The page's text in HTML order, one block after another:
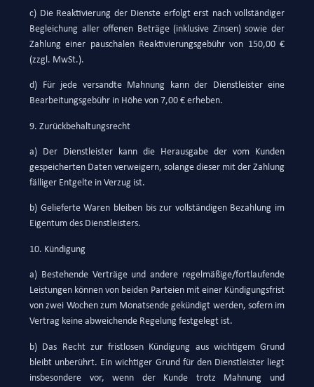
c) Die Reaktivierung der Dienste erfolgt erst nach vollständiger
Begleichung aller offenen Beträge (inklusive Zinsen) sowie der
Zahlung einer pauschalen Reaktivierungsgebühr von 150,00 €
(zzgl. MwSt.).
d) Für jede versandte Mahnung kann der Dienstleister eine
Bearbeitungsgebühr in Höhe von 7,00 € erheben.
9. Zurückbehaltungsrecht
a) Der Dienstleister kann die Herausgabe der vom Kunden
gespeicherten Daten verweigern, solange dieser mit der Zahlung
fälliger Entgelte in Verzug ist.
b) Gelieferte Waren bleiben bis zur vollständigen Bezahlung im
Eigentum des Dienstleisters.
10. Kündigung
a) Bestehende Verträge und andere regelmäßige/fortlaufende
Leistungen können von beiden Parteien mit einer Kündigungsfrist
von zwei Wochen zum Monatsende gekündigt werden, sofern im
Vertrag keine abweichende Regelung festgelegt ist.
b) Das Recht zur fristlosen Kündigung aus wichtigem Grund
bleibt unberührt. Ein wichtiger Grund für den Dienstleister liegt
insbesondere vor, wenn der Kunde trotz Mahnung und